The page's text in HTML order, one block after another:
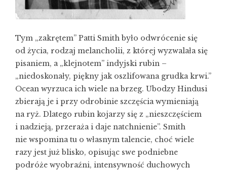
Tym „zakrętem” Patti Smith było odwrócenie się
od życia, rodzaj melancholii, z której wyzwalała się
pisaniem, a „klejnotem” indyjski rubin –
„niedoskonały, piękny jak oszlifowana grudka krwi.”
Ocean wyrzuca ich wiele na brzeg. Ubodzy Hindusi
zbierają je i przy odrobinie szczęścia wymieniają
na ryż. Dlatego rubin kojarzy się z „nieszczęściem
i nadzieją, przeraża i daje natchnienie”. Smith
nie wspomina tu o własnym talencie, choć wiele
razy jest już blisko, opisując swe podniebne
podróże wyobraźni, intensywność duchowych